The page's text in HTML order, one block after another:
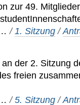
zur 49.
/ 1. Sitzung /
der 2. Sitzung
freien
/5. Sitzung /